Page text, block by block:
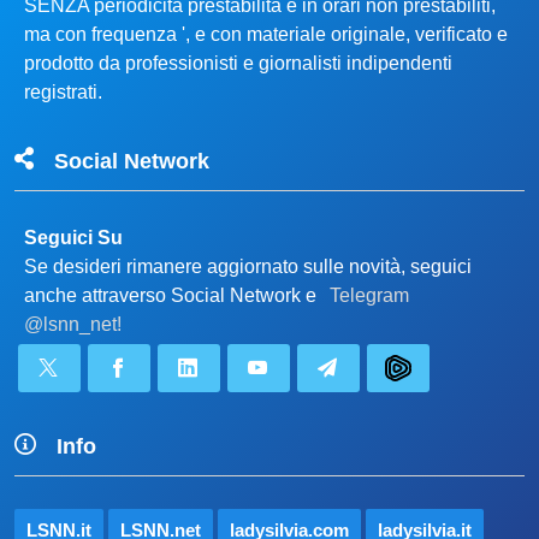
SENZA periodicità prestabilita e in orari non prestabiliti,
ma con frequenza ', e con materiale originale, verificato e
prodotto da professionisti e giornalisti indipendenti
registrati.
Social Network
Seguici Su
Se desideri rimanere aggiornato sulle novità, seguici
anche attraverso Social Network e
Telegram
@lsnn_net!
Info
LSNN.it LSNN.net ladysilvia.com ladysilvia.it